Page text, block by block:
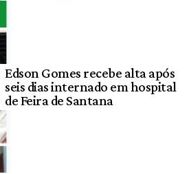
Edson Gomes recebe alta após
seis dias internado em hospital
de Feira de Santana